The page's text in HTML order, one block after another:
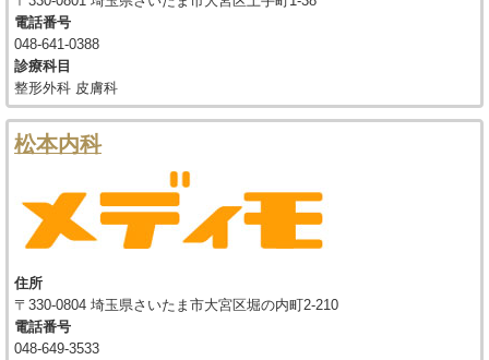
電話番号
048-641-0388
診療科目
整形外科 皮膚科
松本内科
住所
〒330-0804 埼玉県さいたま市大宮区堀の内町2-210
電話番号
048-649-3533